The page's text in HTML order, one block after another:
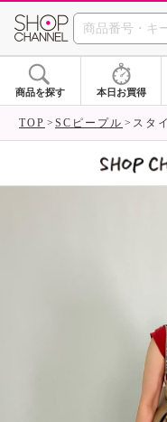
商品を探す 本日お買得
TOP SCピープル スタ